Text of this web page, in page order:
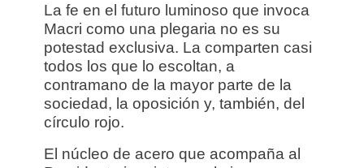
La fe en el futuro luminoso que invoca
Macri como una plegaria no es su
potestad exclusiva. La comparten casi
todos los que lo escoltan, a
contramano de la mayor parte de la
sociedad, la oposición y, también, del
círculo rojo.
El núcleo de acero que acompaña al